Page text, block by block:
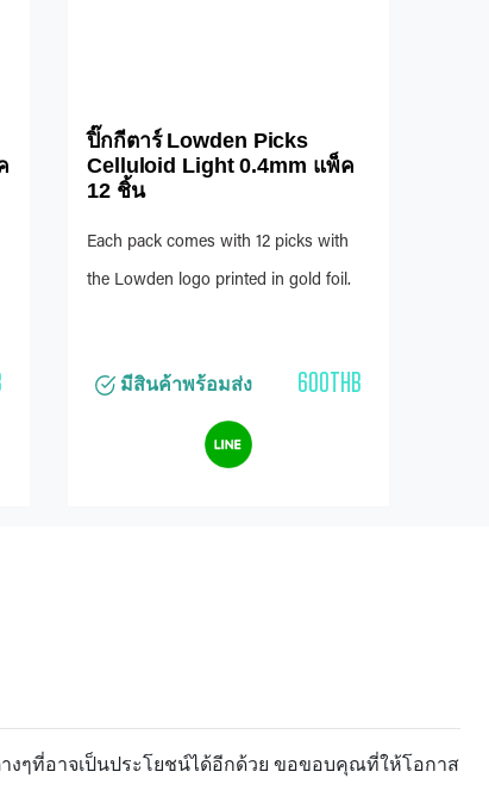
ปิ๊กกีตาร์ Lowden Picks
Celluloid Light 0.4mm แพ็ค
12 ชิ้น
Each pack comes with 12 picks with
the Lowden logo printed in gold foil.
มีสินค้าพร้อมส่ง 600THB
งๆที่อาจเป็นประโยชน์ได้อีกด้วย ขอขอบคุณที่ให้โอกาส